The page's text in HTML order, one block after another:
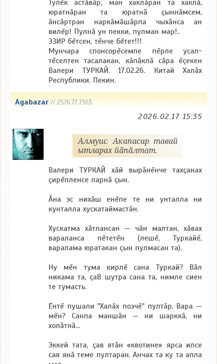
Тулĕк астăвăр, ман хаклăран та хаклă,
юратнăран та юратнă çыннăмсем,
ăнсăртран наркăмăшăрпа чыхăнса ан
вилĕр! Пулнă ун пекки, пулман мар!..
ЭЗИР бĕтсен, тĕнче бĕтет!!!
Мунчара спонсорĕсемпе пĕрле усал-
тĕселтен тасалакан, кăпăклă сăра ĕçекен
Валери ТУРКАЙ. 17.02.26. Китай Халăх
Республики. Пекин.
Agabazar// 2576.77.7363
2026.02.17 15:35
Алмуш: Акапасар тавай
ытларах йӑпӑлтат.
Валери ТУРКАЙ хăй вырăнĕнче тахçанах
çирĕпленсе ларнă çын.
Ăна эс нихăш енĕпе те ни унталла ни
кунталла хускатаймастăн.
Хускатма хăтлансан — чăн малтан, хăвах
вараланса пĕтетĕн (лешĕ, Туркайĕ,
варалама юратакан çын пулмасан та).
Ну мĕн тума кирлĕ сана Туркай? Вăл
никама та, çаВ шутра сана та, нимле сиен
те тумасть.
Ĕнтĕ пушали "Халӑх поэчӗ" пултăр. Вара —
мĕн? Санпа маншăн — ни шарккă, ни
холăтнă...
Эккей тата, çав ятăн «квотине» ярса илсе
сая янă теме пултаран. Анчах та ку та апла